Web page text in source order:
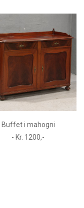
Buffet i mahogni
- Kr. 1200,-